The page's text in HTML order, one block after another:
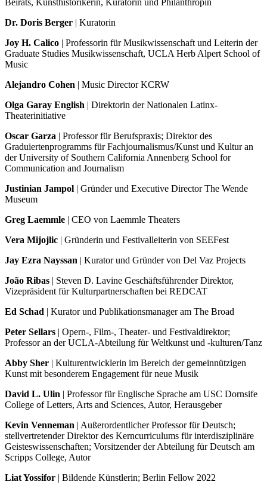
Beirats, Kunsthistorikerin, Kuratorin und Philanthropin
Dr. Doris Berger | Kuratorin
Joy H. Calico | Professorin für Musikwissenschaft und Leiterin der
Graduate Studies Musikwissenschaft, UCLA Herb Alpert School of
Music
Alejandro Cohen | Music Director KCRW
Olga Garay English | Direktorin der Nationalen Latinx-
Theaterinitiative
Oscar Garza | Professor für Berufspraxis; Direktor des
Graduiertenprogramms für Fachjournalismus/Kunst und Kultur an
der University of Southern California Annenberg School for
Communication and Journalism
Justinian Jampol | Gründer und Executive Director The Wende
Museum
Greg Laemmle | CEO von Laemmle Theaters
Vera Mijojlic | Gründerin und Festivalleiterin von SEEFest
Jay Ezra Nayssan | Kurator und Gründer von Del Vaz Projects
João Ribas | Steven D. Lavine Geschäftsführender Direktor,
Vizepräsident für Kulturpartnerschaften bei REDCAT
Ed Schad | Kurator und Publikationsmanager am The Broad
Peter Sellars | Opern-, Film-, Theater- und Festivaldirektor;
Professor an der UCLA-Abteilung für Weltkunst und -kulturen/Tanz
Abby Sher | Kulturentwicklerin im Bereich der gemeinnützigen
Kunst mit besonderem Engagement für neue Musik
David L. Ulin | Professor für Englische Sprache am USC Dornsife
College of Letters, Arts and Sciences, Autor, Herausgeber
Kevin Venneman | Außerordentlicher Professor für Deutsch;
stellvertretender Direktor des Kerncurriculums für interdisziplinäre
Geisteswissenschaften; Vorsitzender der Abteilung für Deutsch am
Scripps College, Autor
Liat Yossifor | Bildende Künstlerin; Berlin Fellow 2022